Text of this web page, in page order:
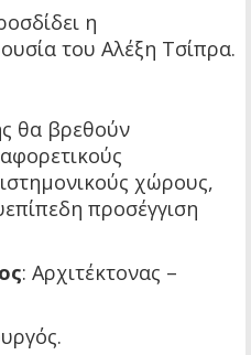
η
του Αλέξη Τσίπρα.
θα βρεθούν
χώρους,
προσέγγιση
: Αρχιτέκτονας –